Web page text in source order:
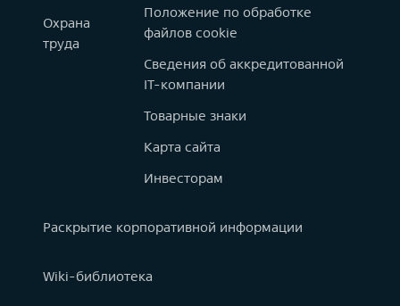
Охрана
труда
Положение по обработке
файлов cookie
Сведения об аккредитованной
IT-компании
Товарные знаки
Карта сайта
Инвесторам
Раскрытие корпоративной информации
Wiki-библиотека